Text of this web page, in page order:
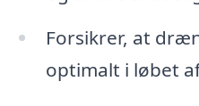
Forsikrer, at
optimalt i løbet